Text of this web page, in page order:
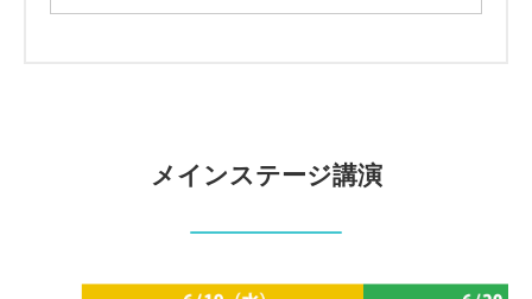
メインステージ講演